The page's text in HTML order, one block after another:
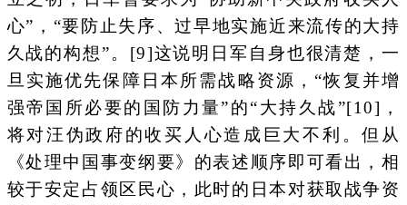
心”，“要防止失序、过早地实施近来流传的大持
久战的构想”。[9]这说明日军自身也很清楚，一
旦实施优先保障日本所需战略资源，“恢复并增
强帝国所必要的国防力量”的“大持久战”[10]，
将对汪伪政府的收买人心造成巨大不利。但从
《处理中国事变纲要》的表述顺序即可看出，相
较于安定占领区民心，此时的日本对获取战争资